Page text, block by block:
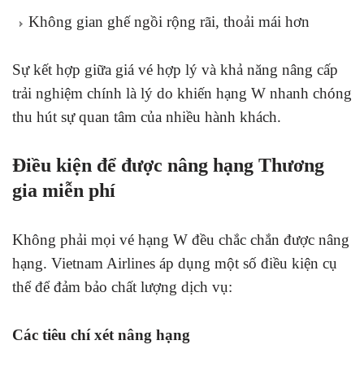
Không gian ghế ngồi rộng rãi, thoải mái hơn
Sự kết hợp giữa giá vé hợp lý và khả năng nâng cấp
trải nghiệm chính là lý do khiến hạng W nhanh chóng
thu hút sự quan tâm của nhiều hành khách.
Điều kiện để được nâng hạng Thương
gia miễn phí
Không phải mọi vé hạng W đều chắc chắn được nâng
hạng. Vietnam Airlines áp dụng một số điều kiện cụ
thể để đảm bảo chất lượng dịch vụ:
Các tiêu chí xét nâng hạng